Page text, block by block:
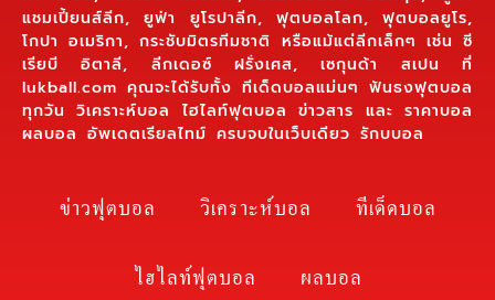
แชมเปี้ยนส์ลีก, ยูฟ่า ยูโรปาลีก, ฟุตบอลโลก, ฟุตบอลยูโร,
โกปา อเมริกา, กระชับมิตรทีมชาติ หรือแม้แต่ลีกเล็กๆ เช่น ซี
เรียบี อิตาลี, ลีกเดอซ์ ฝรั่งเศส, เซกุนด้า สเปน ที่
lukball.com คุณจะได้รับทั้ง ทีเด็ดบอลแม่นๆ ฟันธงฟุตบอล
ทุกวัน วิเคราะห์บอล ไฮไลท์ฟุตบอล ข่าวสาร และ ราคาบอล
ผลบอล อัพเดตเรียลไทม์ ครบจบในเว็บเดียว รักบบอล
ข่าวฟุตบอล วิเคราะห์บอล
ทีเด็ดบอล
ไฮไลท์ฟุตบอล
ผลบอล